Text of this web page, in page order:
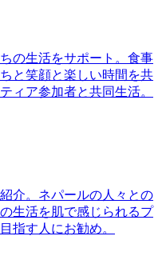
の生活をサポート。食事
と笑顔と楽しい時間を共
ィア参加者と共同生活。
介。ネパールの人々との
生活を肌で感じられるプ
指す人にお勧め。